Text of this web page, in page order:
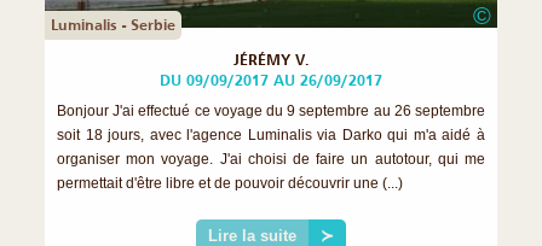
Luminalis - Serbie ©
JÉRÉMY V.
DU 09/09/2017 AU 26/09/2017
Bonjour J'ai effectué ce voyage du 9 septembre au 26 septembre
soit 18 jours, avec l'agence Luminalis via Darko qui m'a aidé à
organiser mon voyage. J'ai choisi de faire un autotour, qui me
permettait d'être libre et de pouvoir découvrir une (...)
Lire la suite ≻